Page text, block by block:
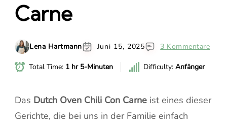
Carne
Lena Hartmann Juni 15, 2025 3 Kommentare
Total Time: 1 hr 5-Minuten Difficulty: Anfänger
Das Dutch Oven Chili Con Carne ist eines dieser
Gerichte, die bei uns in der Familie einfach